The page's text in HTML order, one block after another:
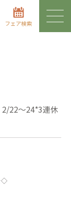
フェア検索
22〜24*3連休
◇